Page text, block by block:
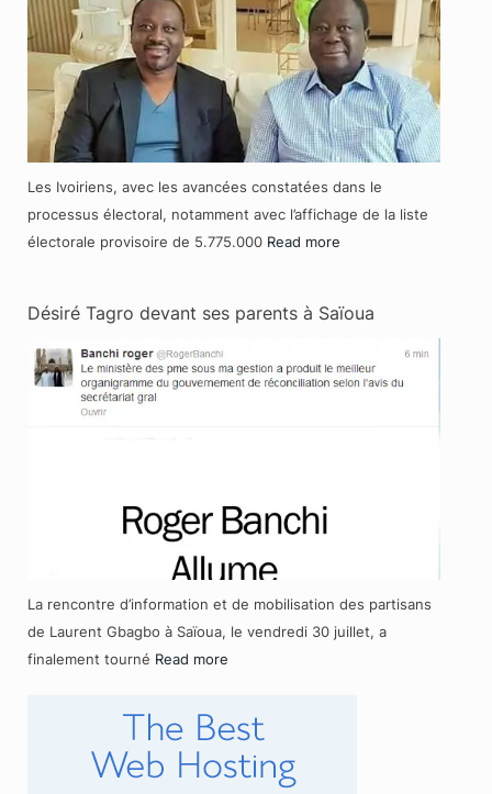
Les Ivoiriens, avec les avancées constatées dans le
processus électoral, notamment avec l’affichage de la liste
électorale provisoire de 5.775.000 Read more
Désiré Tagro devant ses parents à Saïoua
La rencontre d’information et de mobilisation des partisans
de Laurent Gbagbo à Saïoua, le vendredi 30 juillet, a
finalement tourné Read more